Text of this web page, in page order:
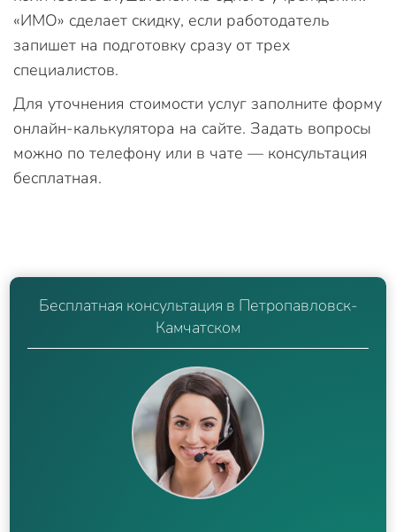
«ИМО» сделает скидку, если работодатель
запишет на подготовку сразу от трех
специалистов.
Для уточнения стоимости услуг заполните форму
онлайн-калькулятора на сайте. Задать вопросы
можно по телефону или в чате — консультация
бесплатная.
Бесплатная консультация в Петропавловск-
Камчатском